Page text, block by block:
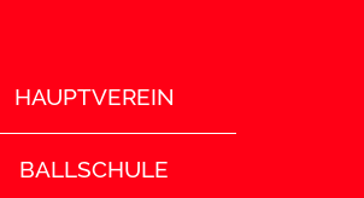
HAUPTVEREIN
BALLSCHULE